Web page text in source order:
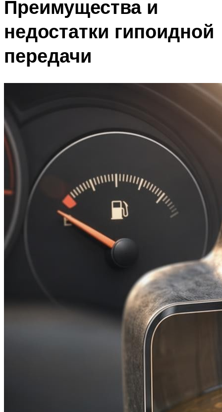
Преимущества и
недостатки гипоидной
передачи